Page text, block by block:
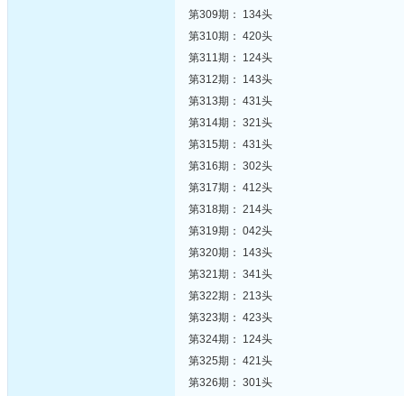
第309期： 134头
第310期： 420头
第311期： 124头
第312期： 143头
第313期： 431头
第314期： 321头
第315期： 431头
第316期： 302头
第317期： 412头
第318期： 214头
第319期： 042头
第320期： 143头
第321期： 341头
第322期： 213头
第323期： 423头
第324期： 124头
第325期： 421头
第326期： 301头